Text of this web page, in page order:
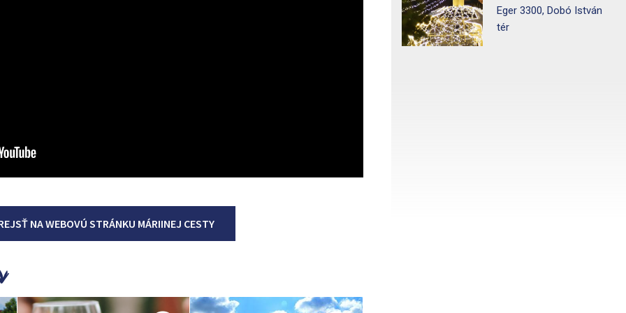
NA WEBOVÚ STRÁNKU MÁRIINEJ CESTY
Eger 3300, Dobó István
tér